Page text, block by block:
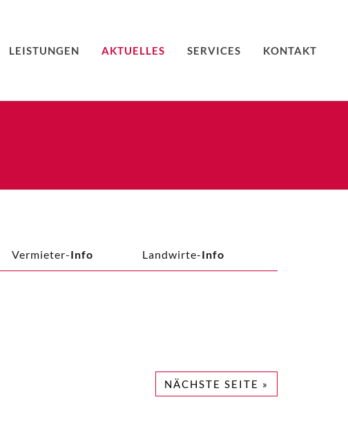
LEISTUNGEN AKTUELLES SERVICES KONTAKT
Vermieter-Info Landwirte-Info
NÄCHSTE SEITE »